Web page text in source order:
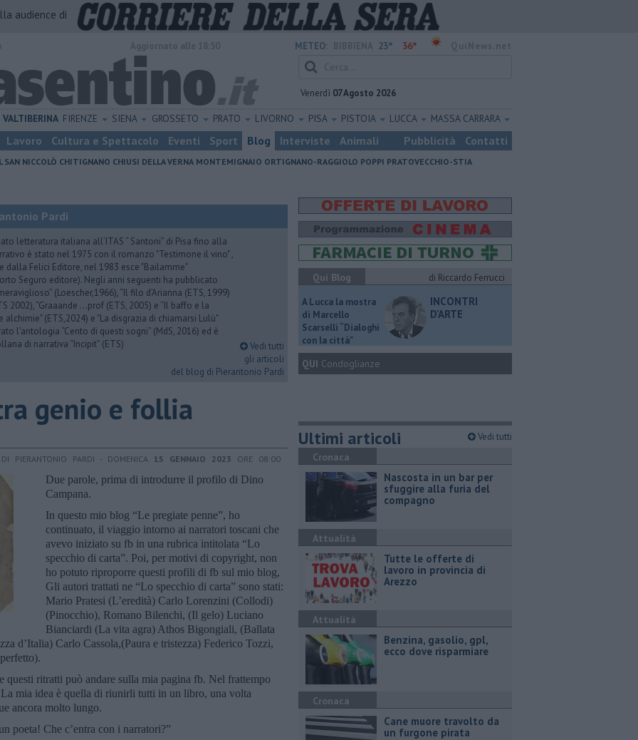
audience di
METEO: 23° 36°
Venerdì 07 Agosto 2026
VALTIBERINA FIRENZE SIENA GROSSETO PRATO LIVORNO PISA PISTOIA LUCCA MASSA CARRARA
Lavoro Cultura e Spettacolo Eventi Sport Blog Interviste Animali Pubblicità Contatti
SAN NICCOLÒ CHITIGNANO CHIUSI DELLA VERNA MONTEMIGNAIO ORTIGNANO-RAGGIOLO POPPI PRATOVECCHIO-STIA
Pardi
letteratura italiana all’ITAS “ Santoni” di Pisa fino alla
è stato nel 1975 con il romanzo "Testimone il vino" ,
dalla Felici Editore, nel 1983 esce "Bailamme"
Seguro editore). Negli anni seguenti ha pubblicato
(Loescher,1966), “Il filo d’Arianna (ETS, 1999)
2002), “Graaande …prof (ETS, 2005) e “Il baffo e la
alchimie" (ETS,2024) e "La disgrazia di chiamarsi Lulù"
l’antologia “Cento di questi sogni” (MdS, 2016) ed è
di narrativa “Incipit” (ETS)
Vedi tutti
gli articoli
del blog di Pierantonio Pardi
genio e follia
DI PIERANTONIO PARDI - DOMENICA 15 GENNAIO 2023 ORE 08:00
Due parole, prima di introdurre il profilo di Dino
Campana.
In questo mio blog “Le pregiate penne”, ho
continuato, il viaggio intorno ai narratori toscani che
avevo iniziato su fb in una rubrica intitolata “Lo
specchio di carta”. Poi, per motivi di copyright, non
ho potuto riproporre questi profili di fb sul mio blog,
Gli autori trattati ne “Lo specchio di carta” sono stati:
Mario Pratesi (L’eredità) Carlo Lorenzini (Collodi)
(Pinocchio), Romano Bilenchi, (Il gelo) Luciano
Bianciardi (La vita agra) Athos Bigongiali, (Ballata
d’Italia) Carlo Cassola,(Paura e tristezza) Federico Tozzi,
questi ritratti può andare sulla mia pagina fb. Nel frattempo
mia idea è quella di riunirli tutti in un libro, una volta
ancora molto lungo.
poeta! Che c’entra con i narratori?”
Qui Blog
di Riccardo Ferrucci
A Lucca la mostra
di Marcello
Scarselli “Dialoghi
con la città"
INCONTRI
D'ARTE
QUI Condoglianze
Ultimi articoli Vedi tutti
Cronaca
Nascosta in un bar per
sfuggire alla furia del
compagno
Attualità
​Tutte le offerte di
lavoro in provincia di
Arezzo
Attualità
​Benzina, gasolio, gpl,
ecco dove risparmiare
Cronaca
Cane muore travolto da
un furgone pirata